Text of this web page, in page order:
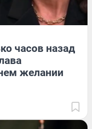
часов назад
желании